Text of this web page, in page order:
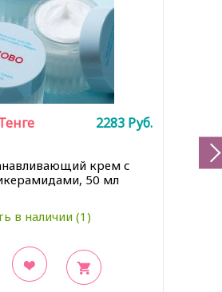
крем с
50 мл
в наличии (1)
2283 Руб.